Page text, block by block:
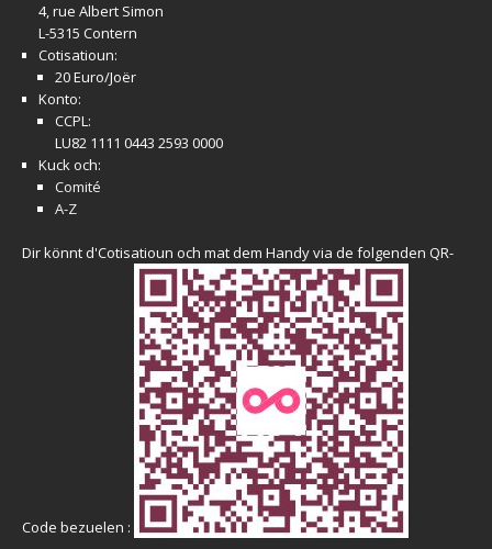
4, rue Albert Simon
L-5315 Contern
Cotisatioun:
20 Euro/Joër
Konto:
CCPL:
LU82 1111 0443 2593 0000
Kuck och:
Comité
A-Z
Dir könnt d'Cotisatioun och mat dem Handy via de folgenden QR-
Code bezuelen :